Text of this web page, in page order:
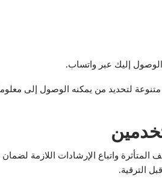
إليك عبر واتساب.
لتحديد من يمكنه الوصول إلى
واتباع الإرشادات اللازمة
الترقية.